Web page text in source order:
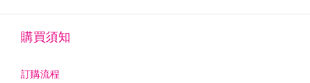
購買須知
訂購流程